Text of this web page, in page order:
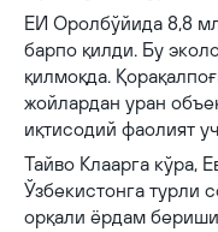
ЕИ Оролбўйида 8,8
барпо қилди. Бу
қилмоқда.
жойлардан уран
иқтисодий фаолият
Тайво Клаарга кўра,
Ўзбекистонга турли
орқали ёрдам